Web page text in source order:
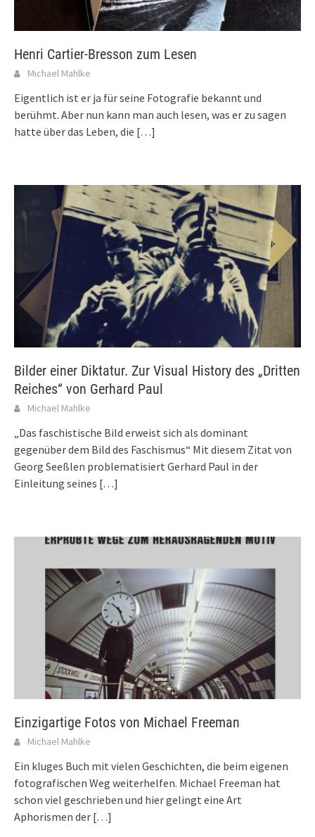
Henri Cartier-Bresson zum Lesen
Michael Mahlke
Eigentlich ist er ja für seine Fotografie bekannt und
berühmt. Aber nun kann man auch lesen, was er zu sagen
hatte über das Leben, die […]
Bilder einer Diktatur. Zur Visual History des „Dritten
Reiches“ von Gerhard Paul
Michael Mahlke
„Das faschistische Bild erweist sich als dominant
gegenüber dem Bild des Faschismus“ Mit diesem Zitat von
Georg Seeßlen problematisiert Gerhard Paul in der
Einleitung seines […]
Einzigartige Fotos von Michael Freeman
Michael Mahlke
Ein kluges Buch mit vielen Geschichten, die beim eigenen
fotografischen Weg weiterhelfen. Michael Freeman hat
schon viel geschrieben und hier gelingt eine Art
Aphorismen der […]